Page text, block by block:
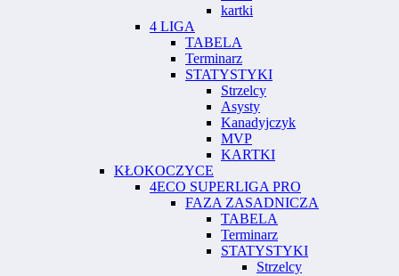
kartki
4 LIGA
TABELA
Terminarz
STATYSTYKI
Strzelcy
Asysty
Kanadyjczyk
MVP
KARTKI
KŁOKOCZYCE
4ECO SUPERLIGA PRO
FAZA ZASADNICZA
TABELA
Terminarz
STATYSTYKI
Strzelcy